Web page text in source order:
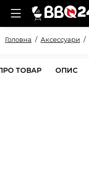
Головна Аксессуари
ТОВАР ОПИС